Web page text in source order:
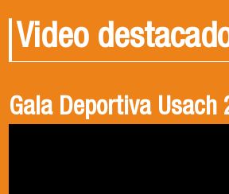
Video
Gala Deportiva Usach
Usach en el Territorio,
Candidatura Director